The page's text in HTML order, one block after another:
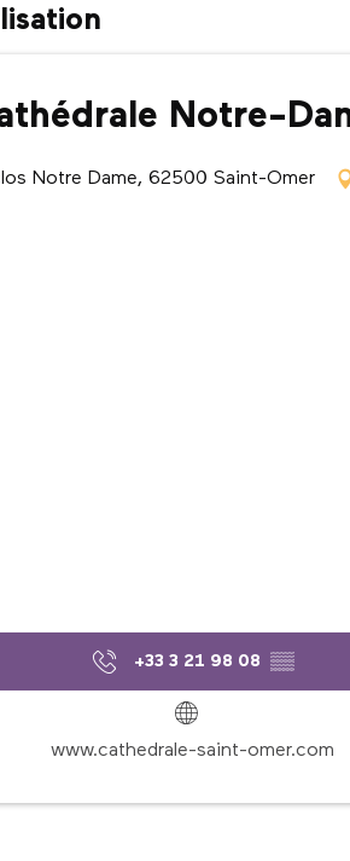
Notre-
Notre Dame, 62500 Saint-Omer
+33 3 21 98 08 ▒▒
www.cathedrale-saint-omer.com